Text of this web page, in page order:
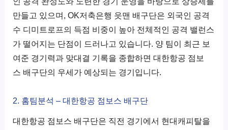
만들고 있으며, OK저축은행 읏맨 배구단은 외국인 공격
수 디미트로프의 득점 비중이 높아 전체적인 공격 밸런스
가 떨어지는 단점이 드러나고 있습니다. 양 팀이 최근 보
여준 경기력과 맞대결 기록을 종합하면 대한항공 점보
스 배구단의 우세가 예상되는 경기입니다.
2. 홈팀분석 – 대한항공 점보스 배구단
대한항공 점보스 배구단은 직전 경기에서 현대캐피탈을